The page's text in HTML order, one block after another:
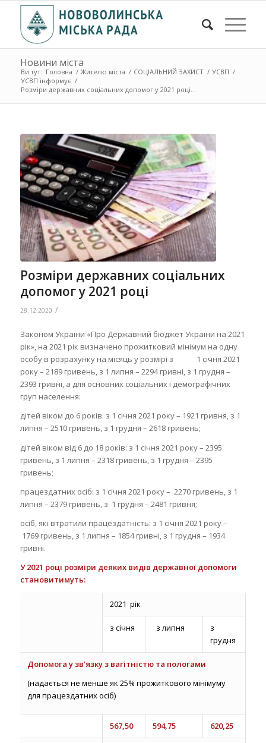
Новини міста
Ви тут: Головна / Жителю міста / СОЦІАЛЬНИЙ ЗАХИСТ / УСВП /
УСВП інформує /
Розміри державних соціальних допомог у 2021 році...
Розміри державних соціальних
допомог у 2021 році
28.12.2020 /
Законом України «Про Державний бюджет України на 2021
рік», на 2021 рік визначено прожитковий мінімум на одну
особу в розрахунку на місяць у розмірі з 1 січня 2021
року – 2189 гривень, з 1 липня – 2294 гривні, з 1 грудня –
2393 гривні, а для основних соціальних і демографічних
груп населення:
дітей віком до 6 років: з 1 січня 2021 року – 1921 гривня, з 1
липня – 2510 гривень, з 1 грудня – 2618 гривень;
дітей віком від 6 до 18 років: з 1 січня 2021 року – 2395
гривень, з 1 липня – 2318 гривень, з 1 грудня – 2395
гривень;
працездатних осіб: з 1 січня 2021 року – 2270 гривень, з 1
липня – 2379 гривень, з 1 грудня – 2481 гривня;
осіб, які втратили працездатність: з 1 січня 2021 року –
1769 гривень, з 1 липня – 1854 гривні, з 1 грудня – 1934
гривні.
У 2021 році розміри деяких видів державної допомоги
становитимуть:
2021 рік
з січня з липня
з
грудня
Допомога у зв’язку з вагітністю та пологами
(надається не менше як 25% прожиткового мінімуму
для працездатних осіб)
567,50 594,75 620,25